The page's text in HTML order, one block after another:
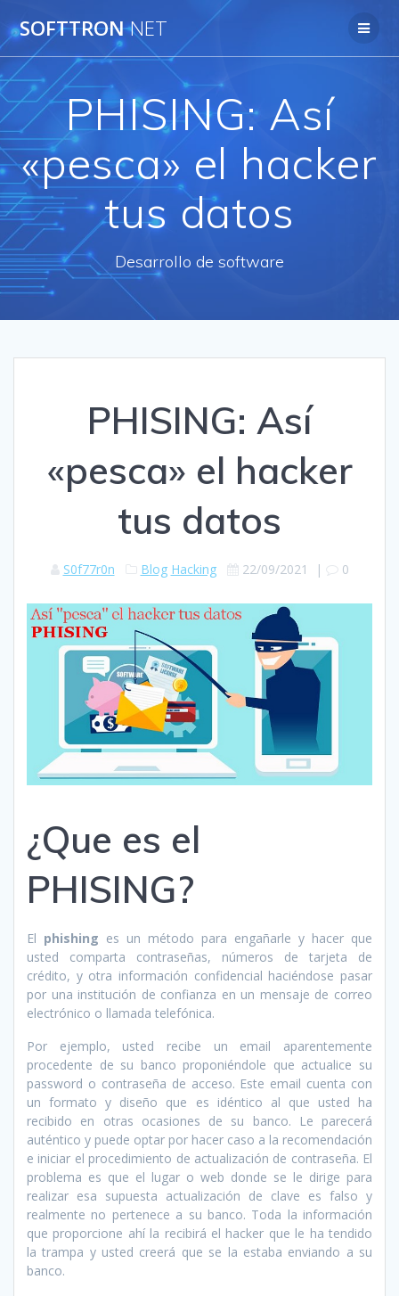
SOFTTRONNET
PHISING: Así
«pesca» el hacker
tus datos
Desarrollo de software
PHISING: Así
«pesca» el hacker
tus datos
S0f77r0n Blog Hacking 22/09/2021 | 0
¿Que es el
PHISING?
El phishing es un método para engañarle y hacer que
usted comparta contraseñas, números de tarjeta de
crédito, y otra información confidencial haciéndose pasar
por una institución de confianza en un mensaje de correo
electrónico o llamada telefónica.
Por ejemplo, usted recibe un email aparentemente
procedente de su banco proponiéndole que actualice su
password o contraseña de acceso. Este email cuenta con
un formato y diseño que es idéntico al que usted ha
recibido en otras ocasiones de su banco. Le parecerá
auténtico y puede optar por hacer caso a la recomendación
e iniciar el procedimiento de actualización de contraseña. El
problema es que el lugar o web donde se le dirige para
realizar esa supuesta actualización de clave es falso y
realmente no pertenece a su banco. Toda la información
que proporcione ahí la recibirá el hacker que le ha tendido
la trampa y usted creerá que se la estaba enviando a su
banco.